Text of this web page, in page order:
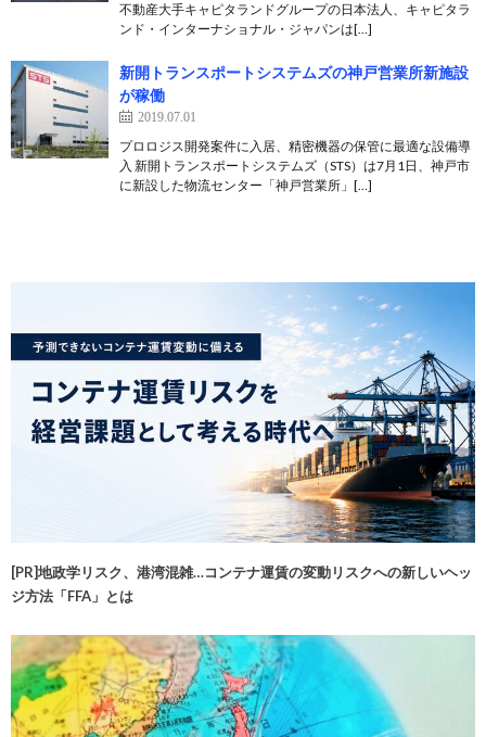
不動産大手キャピタランドグループの日本法人、キャピタラ
ンド・インターナショナル・ジャパンは[…]
新開トランスポートシステムズの神戸営業所新施設
が稼働
2019.07.01
プロロジス開発案件に入居、精密機器の保管に最適な設備導
入 新開トランスポートシステムズ（STS）は7月1日、神戸市
に新設した物流センター「神戸営業所」[…]
[PR]地政学リスク、港湾混雑…コンテナ運賃の変動リスクへの新しいヘッ
ジ方法「FFA」とは